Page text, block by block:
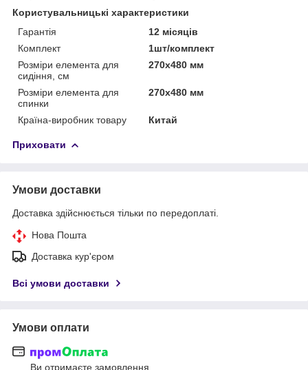
Користувальницькі характеристики
Гарантія
12 місяців
Комплект
1шт/комплект
Розміри елемента для
сидіння, см
270x480 мм
Розміри елемента для
спинки
270x480 мм
Країна-виробник товару Китай
Приховати
Умови доставки
Доставка здійснюється тільки по передоплаті.
Нова Пошта
Доставка кур'єром
Всі умови доставки
Умови оплати
Ви отримаєте замовлення